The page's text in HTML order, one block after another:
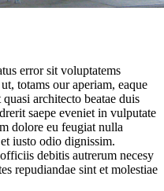
error sit voluptatems
totams our aperiam, eaque
architecto beatae duis
saepe eveniet in vulputate
dolore eu feugiat nulla
iusto odio dignissim.
debitis autrerum necesy
repudiandae sint et molestiae